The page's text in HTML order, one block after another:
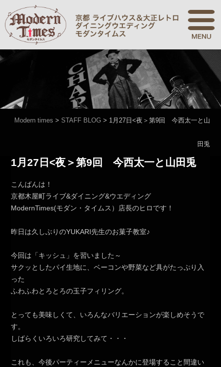
Modern times > STAFF BLOG > 1月27日<夜＞第9回 今西太一と山
田兎
1月27日<夜＞第9回 今西太一と山田兎
こんばんは！
京都木屋町ライブ&ダイニング&ウエディング
ModernTimes(モダン・タイムス）店長のヒロです！
昨日は久しぶりのYUKARI先生のお菓子教室♪
今回は「キッシュ」を習いました～
サクッとしたパイ生地に、ベーコンや野菜など具がたっぷり入
った
ふわふわとろとろの玉子フィリング。
とっても美味しくて、いろんなバリエーションが楽しめそうで
す。
しばらくいろいろ研究してみて・・・
これも、今後パーティーメニューなんかに登場すること間違い